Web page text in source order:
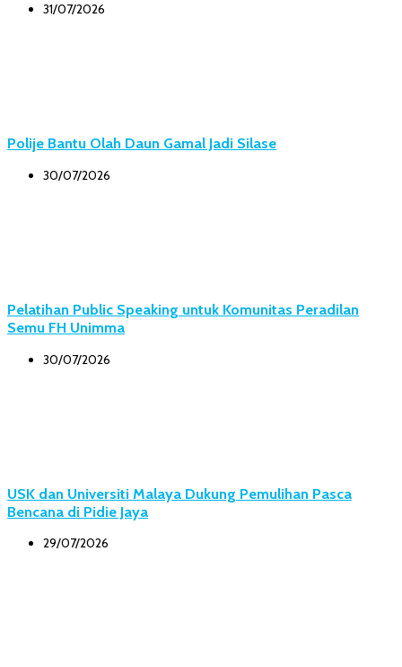
31/07/2026
Polije Bantu Olah Daun Gamal Jadi Silase
30/07/2026
Pelatihan Public Speaking untuk Komunitas Peradilan
Semu FH Unimma
30/07/2026
USK dan Universiti Malaya Dukung Pemulihan Pasca
Bencana di Pidie Jaya
29/07/2026